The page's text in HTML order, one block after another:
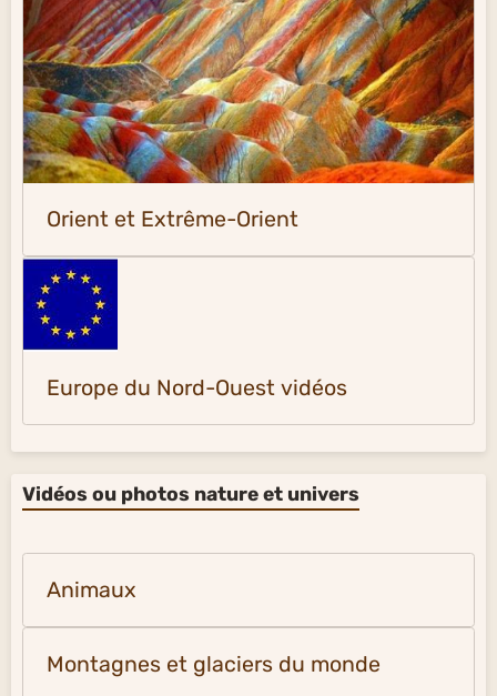
Orient et Extrême-Orient
Europe du Nord-Ouest vidéos
Vidéos ou photos nature et univers
Animaux
Montagnes et glaciers du monde